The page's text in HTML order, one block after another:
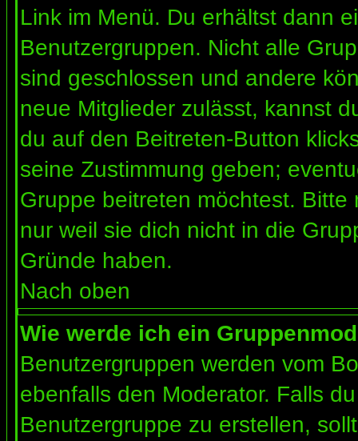
Link im Menü. Du erhältst dann
Benutzergruppen. Nicht alle
sind geschlossen und andere
neue Mitglieder zulässt, kannst
du auf den Beitreten-Button
seine Zustimmung geben;
Gruppe beitreten möchtest.
nur weil sie dich nicht in die
Gründe haben.
Nach oben
Wie werde ich ein
Benutzergruppen werden vom
ebenfalls den Moderator. Falls
Benutzergruppe zu erstellen,